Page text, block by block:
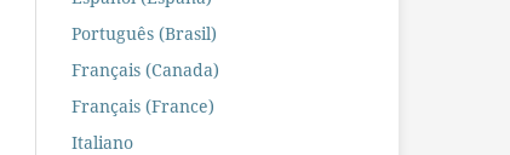
Português (Brasil)
Français (Canada)
Français (France)
Italiano